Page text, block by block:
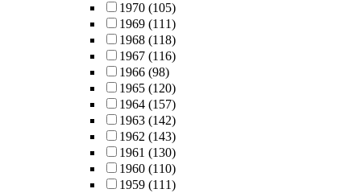
1970 (105)
1969 (111)
1968 (118)
1967 (116)
1966 (98)
1965 (120)
1964 (157)
1963 (142)
1962 (143)
1961 (130)
1960 (110)
1959 (111)